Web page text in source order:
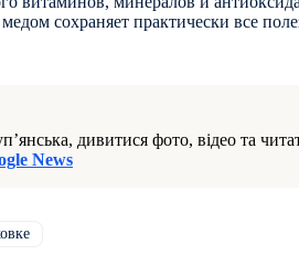
сохраняет практически все
дивитися фото, відео та
News